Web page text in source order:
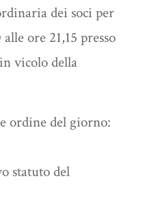
dei soci per
ore 21,15 presso
vicolo della
ordine del giorno:
statuto del